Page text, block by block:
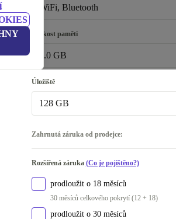
stříbro
WiFi, Bluetooth
WiFi, Bluetooth
WiFi, Bluetooth, Mobilní data (5G)
Velikost paměti
8.0 GB
8.0 GB
16.0 GB
Úložiště
128 GB
256 GB
K dispozici v jiné konfiguraci
1000 GB
Zahrnutá záruka od prodejce:
Rozšířená záruka (Co je pojištěno?)
prodloužit o 18 měsíců
30 měsíců celkového pokrytí (12 + 18)
prodloužit o 30 měsíců